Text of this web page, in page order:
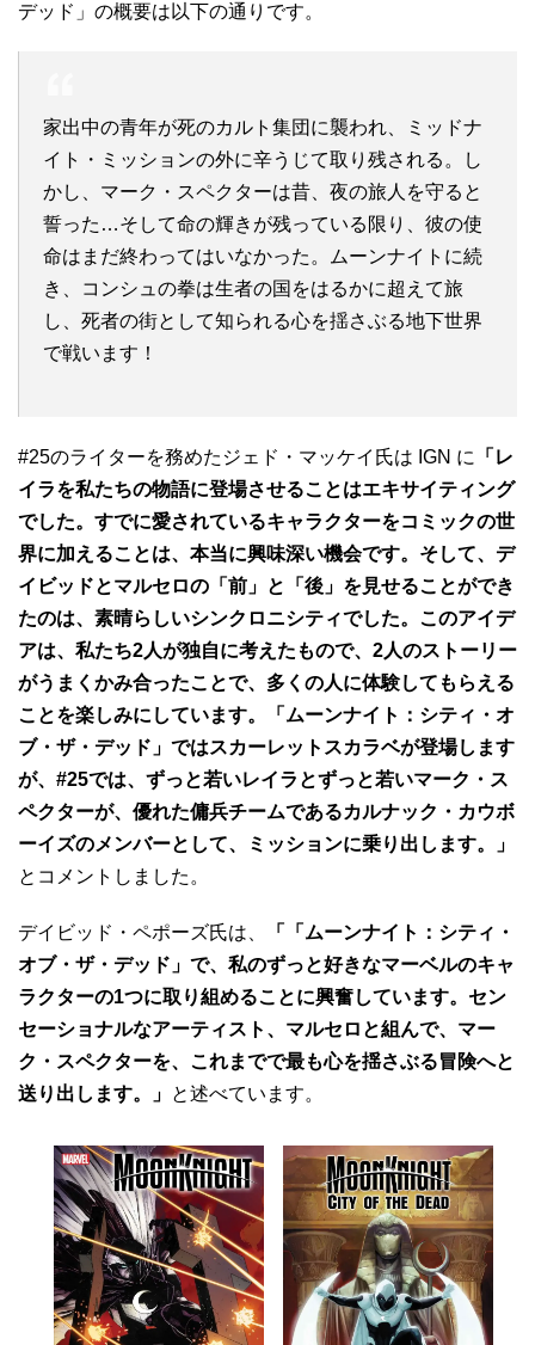
デッド」の概要は以下の通りです。
家出中の青年が死のカルト集団に襲われ、ミッドナ
イト・ミッションの外に辛うじて取り残される。し
かし、マーク・スペクターは昔、夜の旅人を守ると
誓った…そして命の輝きが残っている限り、彼の使
命はまだ終わってはいなかった。ムーンナイトに続
き、コンシュの拳は生者の国をはるかに超えて旅
し、死者の街として知られる心を揺さぶる地下世界
で戦います！
#25のライターを務めたジェド・マッケイ氏は IGN に
「レ
イラを私たちの物語に登場させることはエキサイティング
でした。すでに愛されているキャラクターをコミックの世
界に加えることは、本当に興味深い機会です。そして、デ
イビッドとマルセロの「前」と「後」を見せることができ
たのは、素晴らしいシンクロニシティでした。このアイデ
アは、私たち2人が独自に考えたもので、2人のストーリー
がうまくかみ合ったことで、多くの人に体験してもらえる
ことを楽しみにしています。「ムーンナイト：シティ・オ
ブ・ザ・デッド」ではスカーレットスカラベが登場します
が、#25では、ずっと若いレイラとずっと若いマーク・ス
ペクターが、優れた傭兵チームであるカルナック・カウボ
ーイズのメンバーとして、ミッションに乗り出します。」
とコメントしました。
デイビッド・ペポーズ氏は、
「「ムーンナイト：シティ・
オブ・ザ・デッド」で、私のずっと好きなマーベルのキャ
ラクターの1つに取り組めることに興奮しています。セン
セーショナルなアーティスト、マルセロと組んで、マー
ク・スペクターを、これまでで最も心を揺さぶる冒険へと
送り出します。」
と述べています。